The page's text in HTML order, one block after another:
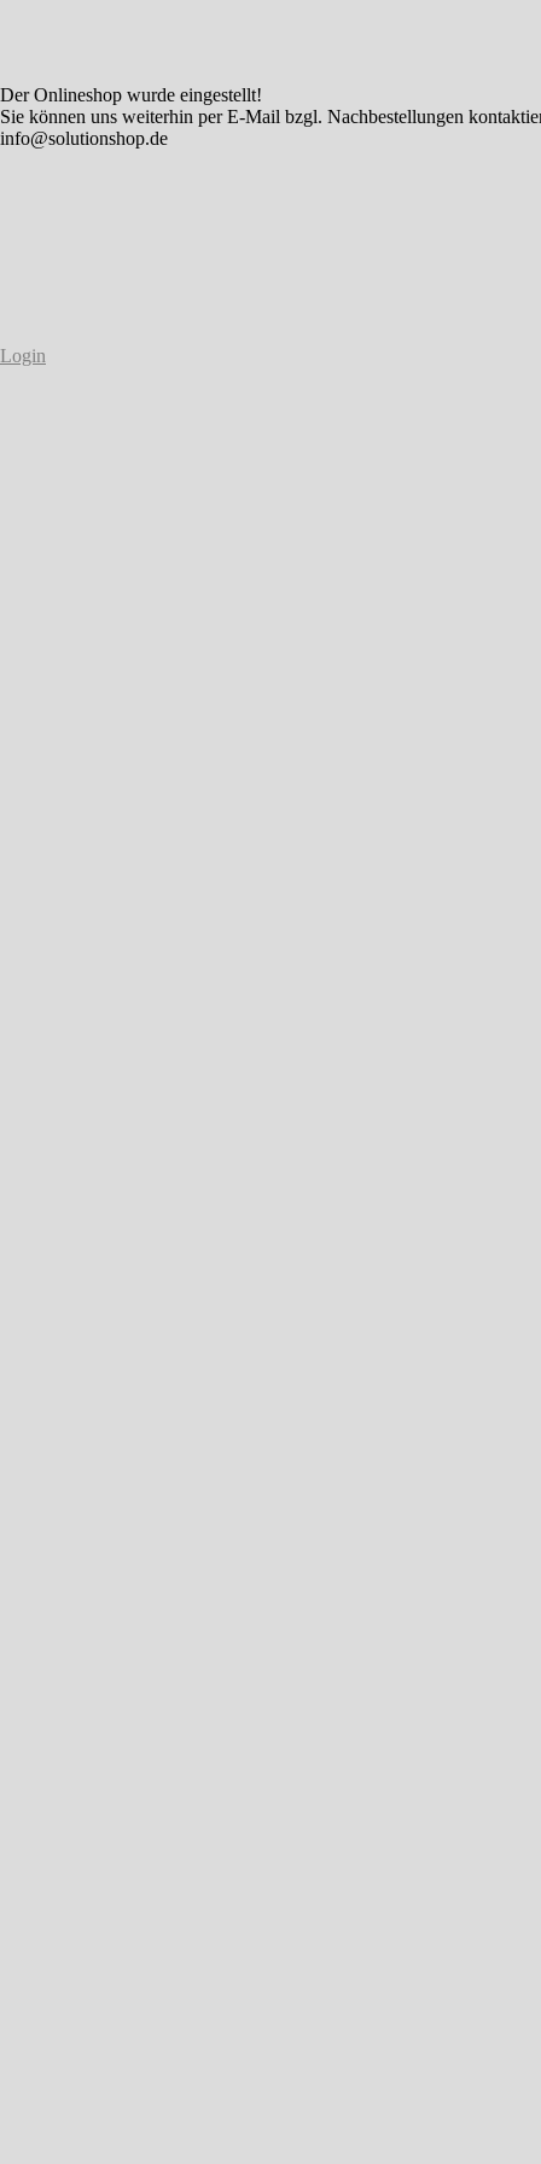
Der Onlineshop wurde eingestellt!
Sie können uns weiterhin per E-Mail bzgl. Nachbestellungen
info@solutionshop.de
Login